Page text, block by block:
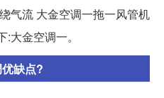
气流 大金空调一拖一风管机
大金空调一。
缺点?